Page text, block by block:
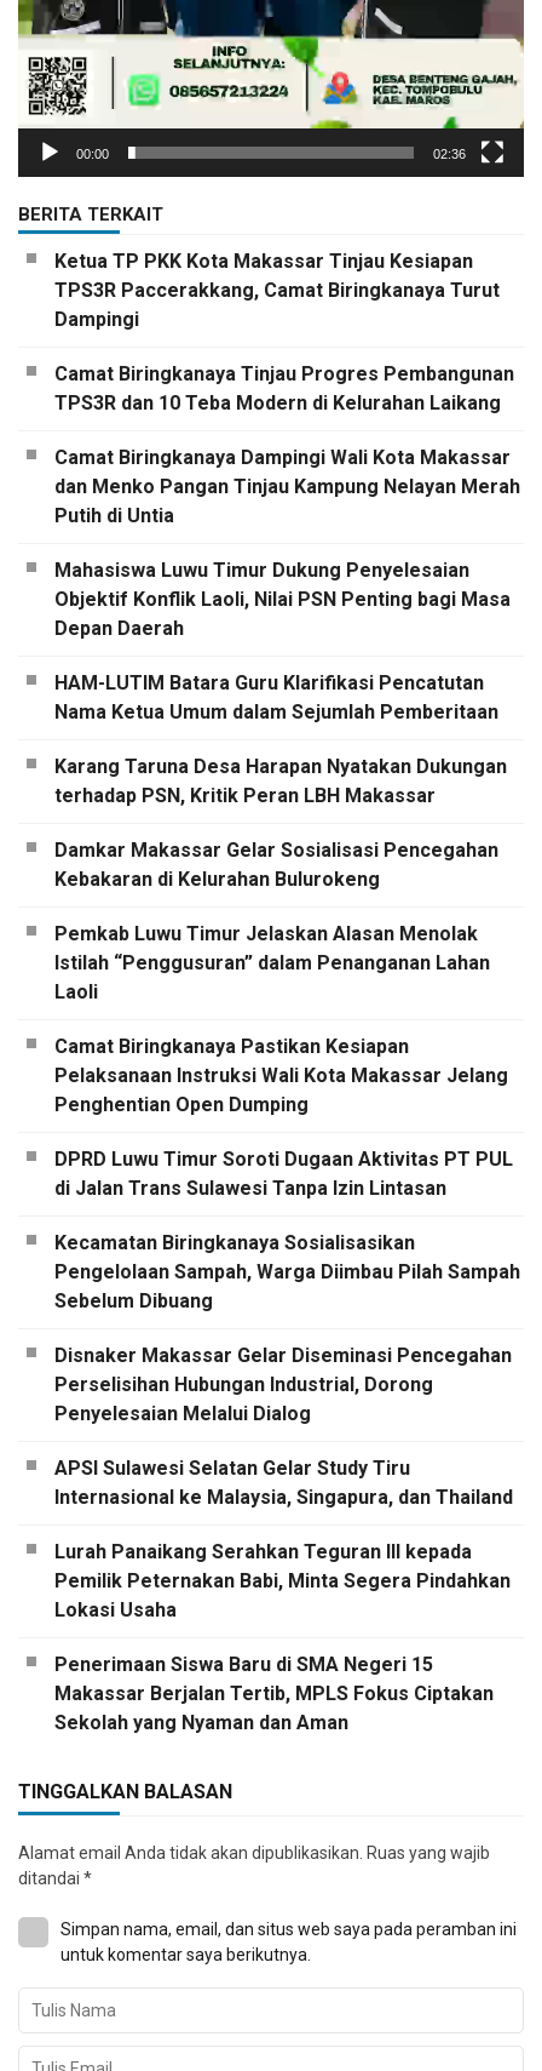
00:00 02:36
BERITA TERKAIT
Ketua TP PKK Kota Makassar Tinjau Kesiapan
TPS3R Paccerakkang, Camat Biringkanaya Turut
Dampingi
Camat Biringkanaya Tinjau Progres Pembangunan
TPS3R dan 10 Teba Modern di Kelurahan Laikang
Camat Biringkanaya Dampingi Wali Kota Makassar
dan Menko Pangan Tinjau Kampung Nelayan Merah
Putih di Untia
Mahasiswa Luwu Timur Dukung Penyelesaian
Objektif Konflik Laoli, Nilai PSN Penting bagi Masa
Depan Daerah
HAM-LUTIM Batara Guru Klarifikasi Pencatutan
Nama Ketua Umum dalam Sejumlah Pemberitaan
Karang Taruna Desa Harapan Nyatakan Dukungan
terhadap PSN, Kritik Peran LBH Makassar
Damkar Makassar Gelar Sosialisasi Pencegahan
Kebakaran di Kelurahan Bulurokeng
Pemkab Luwu Timur Jelaskan Alasan Menolak
Istilah “Penggusuran” dalam Penanganan Lahan
Laoli
Camat Biringkanaya Pastikan Kesiapan
Pelaksanaan Instruksi Wali Kota Makassar Jelang
Penghentian Open Dumping
DPRD Luwu Timur Soroti Dugaan Aktivitas PT PUL
di Jalan Trans Sulawesi Tanpa Izin Lintasan
Kecamatan Biringkanaya Sosialisasikan
Pengelolaan Sampah, Warga Diimbau Pilah Sampah
Sebelum Dibuang
Disnaker Makassar Gelar Diseminasi Pencegahan
Perselisihan Hubungan Industrial, Dorong
Penyelesaian Melalui Dialog
APSI Sulawesi Selatan Gelar Study Tiru
Internasional ke Malaysia, Singapura, dan Thailand
Lurah Panaikang Serahkan Teguran III kepada
Pemilik Peternakan Babi, Minta Segera Pindahkan
Lokasi Usaha
Penerimaan Siswa Baru di SMA Negeri 15
Makassar Berjalan Tertib, MPLS Fokus Ciptakan
Sekolah yang Nyaman dan Aman
TINGGALKAN BALASAN
Alamat email Anda tidak akan dipublikasikan. Ruas yang wajib
ditandai *
Simpan nama, email, dan situs web saya pada peramban ini
untuk komentar saya berikutnya.